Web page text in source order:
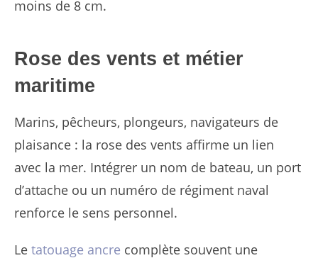
moins de 8 cm.
Rose des vents et métier
maritime
Marins, pêcheurs, plongeurs, navigateurs de
plaisance : la rose des vents affirme un lien
avec la mer. Intégrer un nom de bateau, un port
d’attache ou un numéro de régiment naval
renforce le sens personnel.
Le tatouage ancre complète souvent une